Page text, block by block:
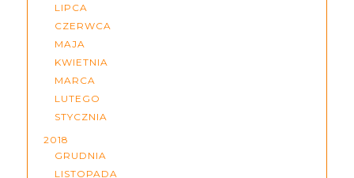
LIPCA
CZERWCA
MAJA
KWIETNIA
MARCA
LUTEGO
STYCZNIA
2018
GRUDNIA
LISTOPADA